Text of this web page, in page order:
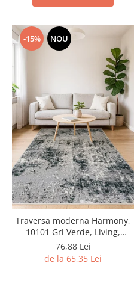
-15% NOU
Traversa moderna Harmony,
10101 Gri Verde, Living,
Dormitor, Hol, 60 X 100 cm
76,88 Lei
de la 65,35 Lei